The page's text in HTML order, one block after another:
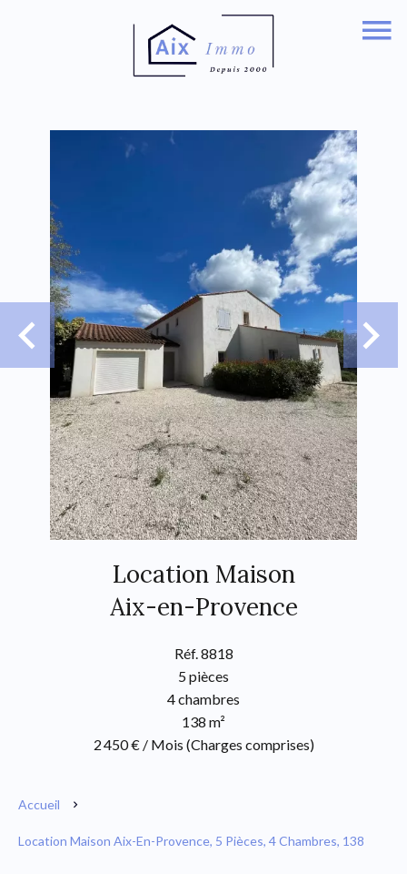
Location Maison
Aix-en-Provence
Réf. 8818
5 pièces
4 chambres
138 m²
2 450 € / Mois (Charges comprises)
Accueil
Location Maison Aix-En-Provence, 5 Pièces, 4 Chambres, 138